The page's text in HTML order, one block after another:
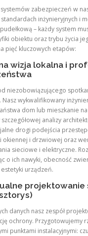
zabezpieczeń w
inżynieryjnych i
– każdy system
obiektu oraz trybu życia
pięć kluczowych etapów:
wizja lokalna i
niezobowiązującego
wykwalifikowany
dom lub mieszkanie
analizy
drogi podejścia
okiennej i drzwiowej oraz
sieciowe i elektryczne.
o ich nawyki, obecność
urządzeń.
projektowanie
danych nasz zespół
ochrony. Przygotowujemy
punktami instalacyjnymi: